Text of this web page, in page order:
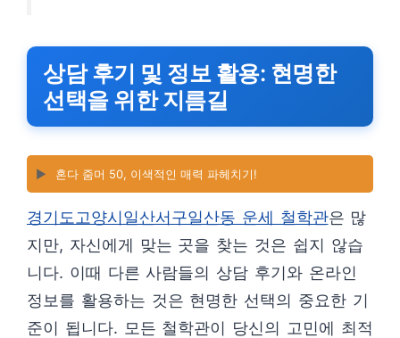
상담 후기 및 정보 활용: 현명한
선택을 위한 지름길
▶️ 혼다 줌머 50, 이색적인 매력 파헤치기!
경기도고양시일산서구일산동 운세 철학관은 많
지만, 자신에게 맞는 곳을 찾는 것은 쉽지 않습
니다. 이때 다른 사람들의 상담 후기와 온라인
정보를 활용하는 것은 현명한 선택의 중요한 기
준이 됩니다. 모든 철학관이 당신의 고민에 최적